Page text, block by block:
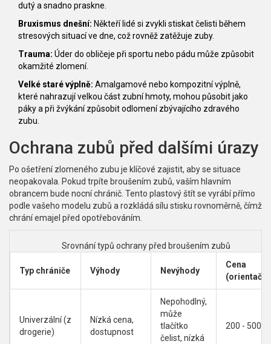
dutý a snadno praskne.
Bruxismus dnešní: Někteří lidé si zvykli stiskat čelisti během
stresových situací ve dne, což rovněž zatěžuje zuby.
Trauma: Úder do obličeje při sportu nebo pádu může způsobit
okamžité zlomení.
Velké staré výplně: Amalgamové nebo kompozitní výplně,
které nahrazují velkou část zubní hmoty, mohou působit jako
páky a při žvýkání způsobit odlomení zbývajícího zdravého
zubu.
Ochrana zubů před dalšími úrazy
Po ošetření zlomeného zubu je klíčové zajistit, aby se situace
neopakovala. Pokud trpíte broušením zubů, vaším hlavním
obrancem bude nocní chránič. Tento plastový štít se vyrábí přímo
podle vašeho modelu zubů a rozkládá sílu stisku rovnoměrně, čímž
chrání emajel před opotřebováním.
Srovnání typů ochrany před broušením zubů
Typ chrániče Výhody Nevýhody
Cena
Univerzální (z
drogerie)
Nízká cena,
dostupnost
Nepohodlný,
může
tlačítko
čelist, nízká
200 - 500